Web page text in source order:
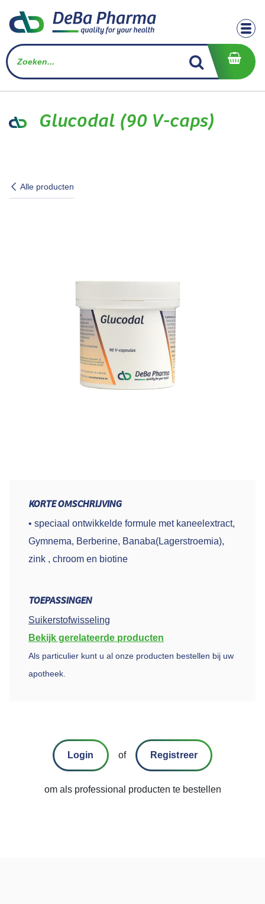
Alle producten
Glucodal (90 V-caps)
KORTE OMSCHRIJVING
• speciaal ontwikkelde formule met kaneelextract,
Gymnema, Berberine, Banaba(Lagerstroemia),
zink , chroom en biotine
TOEPASSINGEN
Suikerstofwisseling
Bekijk gerelateerde producten
Als particulier kunt u al onze producten bestellen bij uw
apotheek.
Login of Registreer
om als professional producten te bestellen